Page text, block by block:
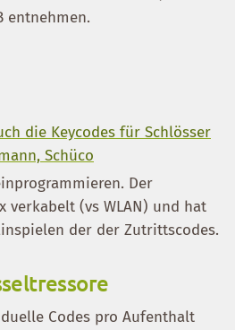
entnehmen.
die Keycodes für Schlösser
Schüco
Der
verkabelt (vs WLAN) und hat
der der Zutrittscodes.
Codes pro Aufenthalt